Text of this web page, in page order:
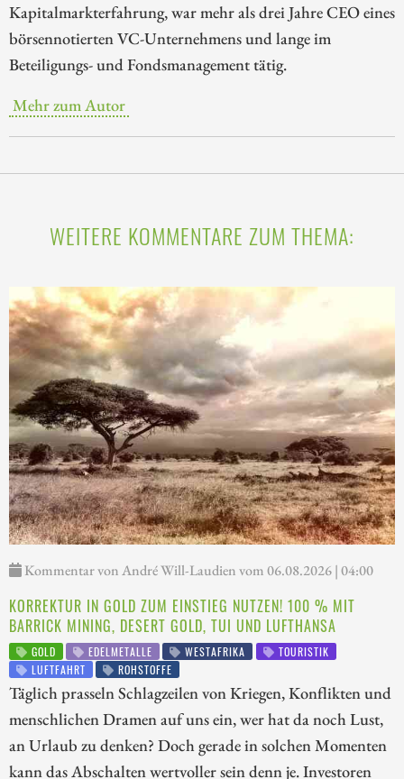
Kapitalmarkterfahrung, war mehr als drei Jahre CEO eines
börsennotierten VC-Unternehmens und lange im
Beteiligungs- und Fondsmanagement tätig.
Mehr zum Autor
WEITERE KOMMENTARE ZUM THEMA:
Kommentar von André Will-Laudien vom 06.08.2026 | 04:00
KORREKTUR IN GOLD ZUM EINSTIEG NUTZEN! 100 % MIT
BARRICK MINING, DESERT GOLD, TUI UND LUFTHANSA
GOLD EDELMETALLE WESTAFRIKA
TOURISTIK
LUFTFAHRT
ROHSTOFFE
Täglich prasseln Schlagzeilen von Kriegen, Konflikten und
menschlichen Dramen auf uns ein, wer hat da noch Lust,
an Urlaub zu denken? Doch gerade in solchen Momenten
kann das Abschalten wertvoller sein denn je. Investoren